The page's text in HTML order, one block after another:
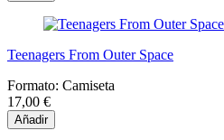
Teenagers From Outer Space
Formato: Camiseta
17,00 €
Añadir